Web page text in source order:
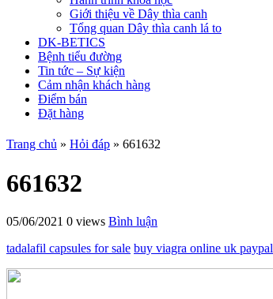
Giới thiệu về Dây thìa canh
Tổng quan Dây thìa canh lá to
DK-BETICS
Bệnh tiểu đường
Tin tức – Sự kiện
Cảm nhận khách hàng
Điểm bán
Đặt hàng
Trang chủ » Hỏi đáp » 661632
661632
05/06/2021 0 views Bình luận
tadalafil capsules for sale buy viagra online uk paypal